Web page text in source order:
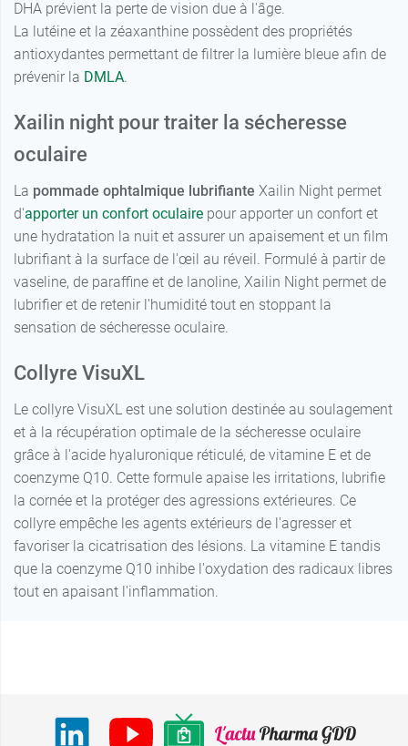
DHA prévient la perte de vision due à l'âge.
La lutéine et la zéaxanthine possèdent des propriétés
antioxydantes permettant de filtrer la lumière bleue afin de
prévenir la DMLA.
Xailin night pour traiter la sécheresse
oculaire
La pommade ophtalmique lubrifiante Xailin Night permet
d'apporter un confort oculaire pour apporter un confort et
une hydratation la nuit et assurer un apaisement et un film
lubrifiant à la surface de l'œil au réveil. Formulé à partir de
vaseline, de paraffine et de lanoline, Xailin Night permet de
lubrifier et de retenir l'humidité tout en stoppant la
sensation de sécheresse oculaire.
Collyre VisuXL
Le collyre VisuXL est une solution destinée au soulagement
et à la récupération optimale de la sécheresse oculaire
grâce à l'acide hyaluronique réticulé, de vitamine E et de
coenzyme Q10. Cette formule apaise les irritations, lubrifie
la cornée et la protéger des agressions extérieures. Ce
collyre empêche les agents extérieurs de l'agresser et
favoriser la cicatrisation des lésions. La vitamine E tandis
que la coenzyme Q10 inhibe l'oxydation des radicaux libres
tout en apaisant l'inflammation.